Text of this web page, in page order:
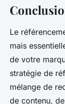
Le
mais
de votre
stratégie de
mélange de
de contenu,